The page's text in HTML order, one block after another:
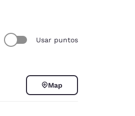
Usar puntos
Map